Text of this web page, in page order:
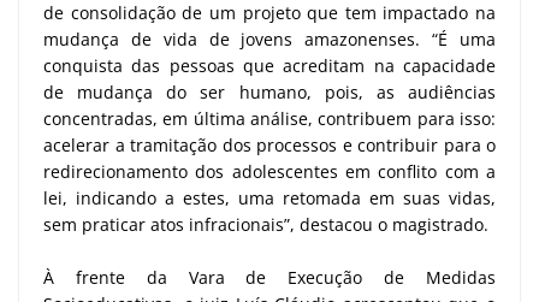
de consolidação de um projeto que tem impactado na
mudança de vida de jovens amazonenses. “É uma
conquista das pessoas que acreditam na capacidade
de mudança do ser humano, pois, as audiências
concentradas, em última análise, contribuem para isso:
acelerar a tramitação dos processos e contribuir para o
redirecionamento dos adolescentes em conflito com a
lei, indicando a estes, uma retomada em suas vidas,
sem praticar atos infracionais”, destacou o magistrado.
À frente da Vara de Execução de Medidas